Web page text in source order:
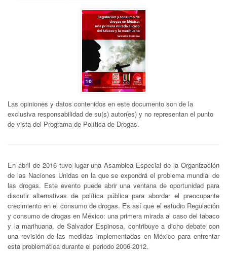
Las opiniones y datos contenidos en este documento son de la
exclusiva responsabilidad de su(s) autor(es) y no representan el punto
de vista del Programa de Política de Drogas.
En abril de 2016 tuvo lugar una Asamblea Especial de la Organización
de las Naciones Unidas en la que se expondrá el problema mundial de
las drogas. Este evento puede abrir una ventana de oportunidad para
discutir alternativas de política pública para abordar el preocupante
crecimiento en el consumo de drogas. Es así que el estudio Regulación
y consumo de drogas en México: una primera mirada al caso del tabaco
y la marihuana, de Salvador Espinosa, contribuye a dicho debate con
una revisión de las medidas implementadas en México para enfrentar
esta problemática durante el periodo 2006-2012.